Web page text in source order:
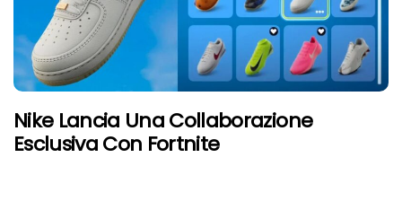
Nike Lancia Una Collaborazione
Esclusiva Con Fortnite